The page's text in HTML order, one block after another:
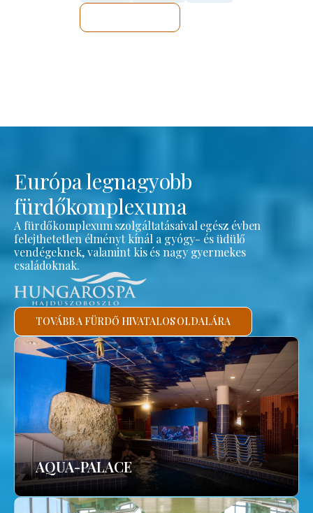
Európa legnagyobb
fürdőkomplexuma
A fürdőkomplexum szolgáltatásaival egész évben
felejthetetlen élményt kínál a gyógy- és üdülő
vendégeknek, valamint kis és nagy gyermekes
családoknak.
TOVÁBB A FÜRDŐ HIVATALOS OLDALÁRA
AQUA-PALACE